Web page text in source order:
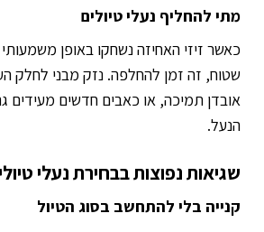
מתי להחליף נעלי טיולים
כאשר זיזי האחיזה נשחקו באופן
שטוח, זה זמן להחלפה. נזק מבני לחלק
אובדן תמיכה, או כאבים חדשים מעידים
הנעל.
שגיאות נפוצות בבחירת נעלי
קנייה בלי להתחשב בסוג הטיול